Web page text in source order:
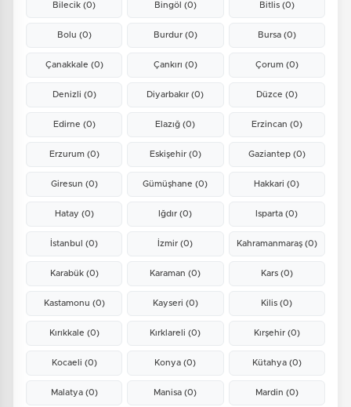
Bilecik(0) Bingöl (0) Bitlis (0)
Bolu (0) Burdur (0) Bursa (0)
Çanakkale (0) Çankırı (0) Çorum (0)
Denizli (0) Diyarbakır(0) Düzce (0)
Edirne (0) Elazığ(0) Erzincan (0)
Erzurum (0) Eskişehir (0) Gaziantep (0)
Giresun (0) Gümüşhane(0) Hakkari(0)
Hatay (0) Iğdır(0) Isparta(0)
İstanbul(0) İzmir(0) Kahramanmaraş (0)
Karabük (0) Karaman(0) Kars (0)
Kastamonu (0) Kayseri (0) Kilis(0)
Kırıkkale (0) Kırklareli(0) Kırşehir (0)
Kocaeli (0) Konya(0) Kütahya (0)
Malatya (0) Manisa(0) Mardin (0)